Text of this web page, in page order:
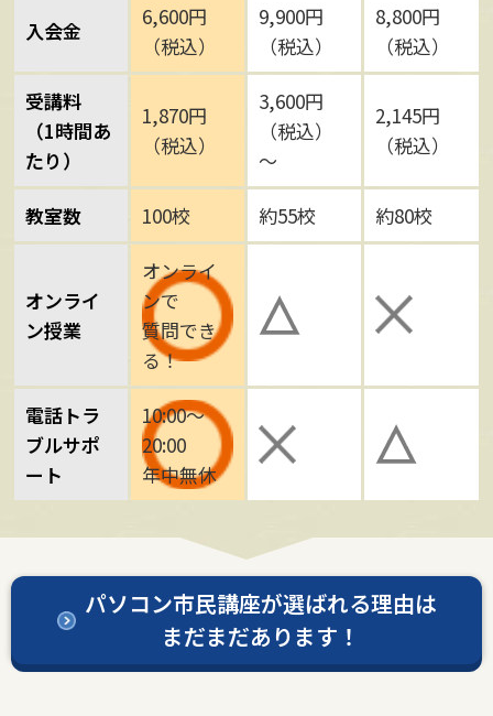
入会金
6,600円
（税込）
9,900円
（税込）
8,800円
（税込）
受講料
（1時間あ
たり）
1,870円
（税込）
3,600円
（税込）
～
2,145円
（税込）
教室数 100校 約55校 約80校
オンライ
ン授業
オンライ
ンで
質問でき
る！
電話トラ
ブルサポ
ート
10:00～
20:00
年中無休
パソコン市民講座が選ばれる理由は
まだまだあります！